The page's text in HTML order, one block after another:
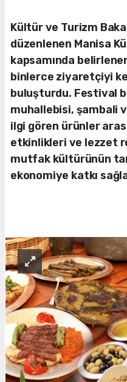
Kültür ve Turizm
düzenlenen Manisa
kapsamında
binlerce ziyaretçiyi
buluşturdu. Festival
muhallebisi, şambali
ilgi gören ürünler
etkinlikleri ve lezzet
mutfak kültürünün
ekonomiye katkı